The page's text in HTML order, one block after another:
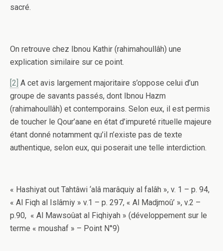
sacré.
On retrouve chez Ibnou Kathir (rahimahoullâh) une
explication similaire sur ce point.
[2] A cet avis largement majoritaire s’oppose celui d’un
groupe de savants passés, dont Ibnou Hazm
(rahimahoullâh) et contemporains. Selon eux, il est permis
de toucher le Qour’aane en état d’impureté rituelle majeure
étant donné notamment qu’il n’existe pas de texte
authentique, selon eux, qui poserait une telle interdiction.
« Hashiyat out Tahtâwi ‘alâ marâquiy al falâh », v. 1 – p. 94,
« Al Fiqh al Islâmiy » v.1 – p. 297, « Al Madjmoû’ », v.2 –
p.90, « Al Mawsoûat al Fiqhiyah » (développement sur le
terme « moushaf » – Point N°9)